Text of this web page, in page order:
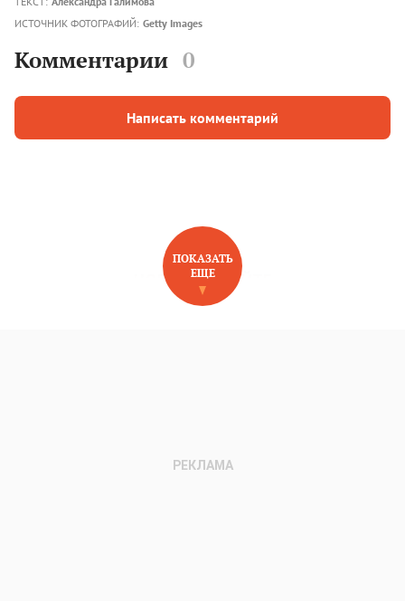
ИСТОЧНИК ФОТОГРАФИЙ: Getty Images
Комментарии 0
Написать комментарий
НОВОЕ НА САЙТЕ
ПОКАЗАТЬ
ЕЩЕ